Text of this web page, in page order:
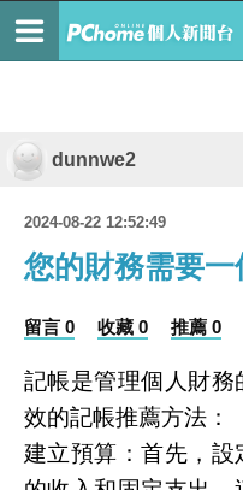
dunnwe2
2024-08-22 12:52:49
您的財務需要一
留言 0 收藏 0 推薦 0
記帳是管理個人財
效的記帳推薦方法：
建立預算：首先，